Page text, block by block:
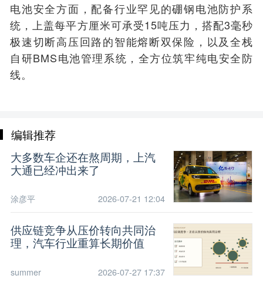
电池安全方面，配备行业罕见的硼钢电池防护系
统，上盖每平方厘米可承受15吨压力，搭配3毫秒
极速切断高压回路的智能熔断双保险，以及全栈
自研BMS电池管理系统，全方位筑牢纯电安全防
线。
编辑推荐
大多数车企还在熬周期，上汽
大通已经冲出来了
涂彦平 2026-07-21 12:04
供应链竞争从压价转向共同治
理，汽车行业重算长期价值
summer 2026-07-27 17:37